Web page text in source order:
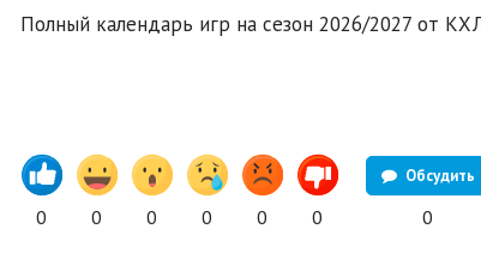
Полный календарь игр на сезон 2026/2027 от
0 0 0 0 0 0
Обсудить
0